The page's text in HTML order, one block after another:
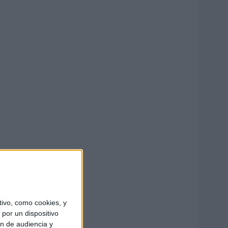
como cookies, y
un dispositivo
de audiencia y